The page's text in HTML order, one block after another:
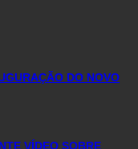
DO NOVO
VÍDEO SOBRE